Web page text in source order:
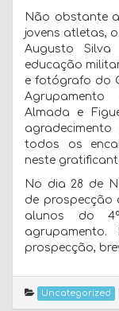
Não obstante
jovens atletas,
Augusto
educação
e fotógrafo do
Almada e
todos os
neste
No dia 28 de
de prospecção
alunos do
prospecção,
Uncategorized